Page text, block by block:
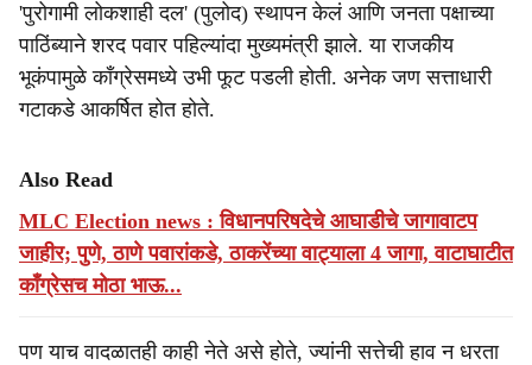
'पुरोगामी लोकशाही दल' (पुलोद) स्थापन केलं आणि जनता पक्षाच्या
पाठिंब्याने शरद पवार पहिल्यांदा मुख्यमंत्री झाले. या राजकीय
भूकंपामुळे काँग्रेसमध्ये उभी फूट पडली होती. अनेक जण सत्ताधारी
गटाकडे आकर्षित होत होते.
Also Read
MLC Election news : विधानपरिषदेचे आघाडीचे जागावाटप
जाहीर; पुणे, ठाणे पवारांकडे, ठाकरेंच्या वाट्याला 4 जागा, वाटाघाटीत
काँग्रेसच मोठा भाऊ...
पण याच वादळातही काही नेते असे होते, ज्यांनी सत्तेची हाव न धरता